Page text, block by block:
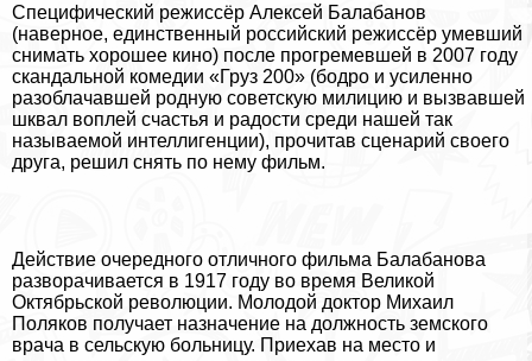
Специфический режиссёр Алексей Балабанов
(наверное, единственный российский режиссёр умевший
снимать хорошее кино) после прогремевшей в 2007 году
скандальной комедии «Груз 200» (бодро и усиленно
разоблачавшей родную советскую милицию и вызвавшей
шквал воплей счастья и радости среди нашей так
называемой интеллигенции), прочитав сценарий своего
друга, решил снять по нему фильм.
Действие очередного отличного фильма Балабанова
разворачивается в 1917 году во время Великой
Октябрьской революции. Молодой доктор Михаил
Поляков получает назначение на должность земского
врача в сельскую больницу. Приехав на место и